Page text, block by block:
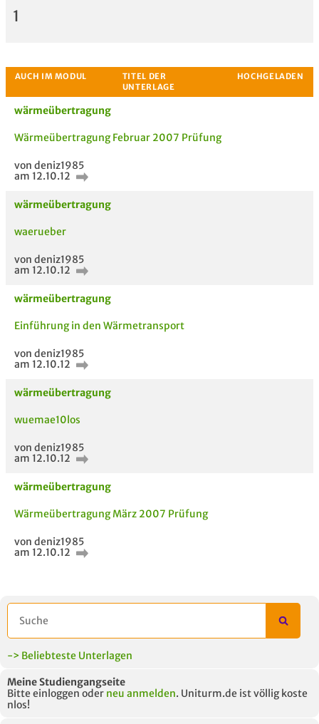
1
AUCH IM MODUL
wärmeübertragung
Wärmeübertragung Februar 2007 Prüfung
von deniz1985
am 12.10.12
wärmeübertragung
waerueber
von deniz1985
am 12.10.12
wärmeübertragung
Einführung in den Wärmetransport
von deniz1985
am 12.10.12
wärmeübertragung
wuemae10los
von deniz1985
am 12.10.12
wärmeübertragung
Wärmeübertragung März 2007 Prüfung
von deniz1985
am 12.10.12
-> Beliebteste Unterlagen
Meine Studiengangseite
Bitte einloggen oder neu anmelden. Uniturm.de ist völlig koste
nlos!